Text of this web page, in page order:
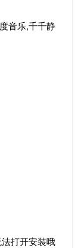
音乐,千千静
打开安装哦